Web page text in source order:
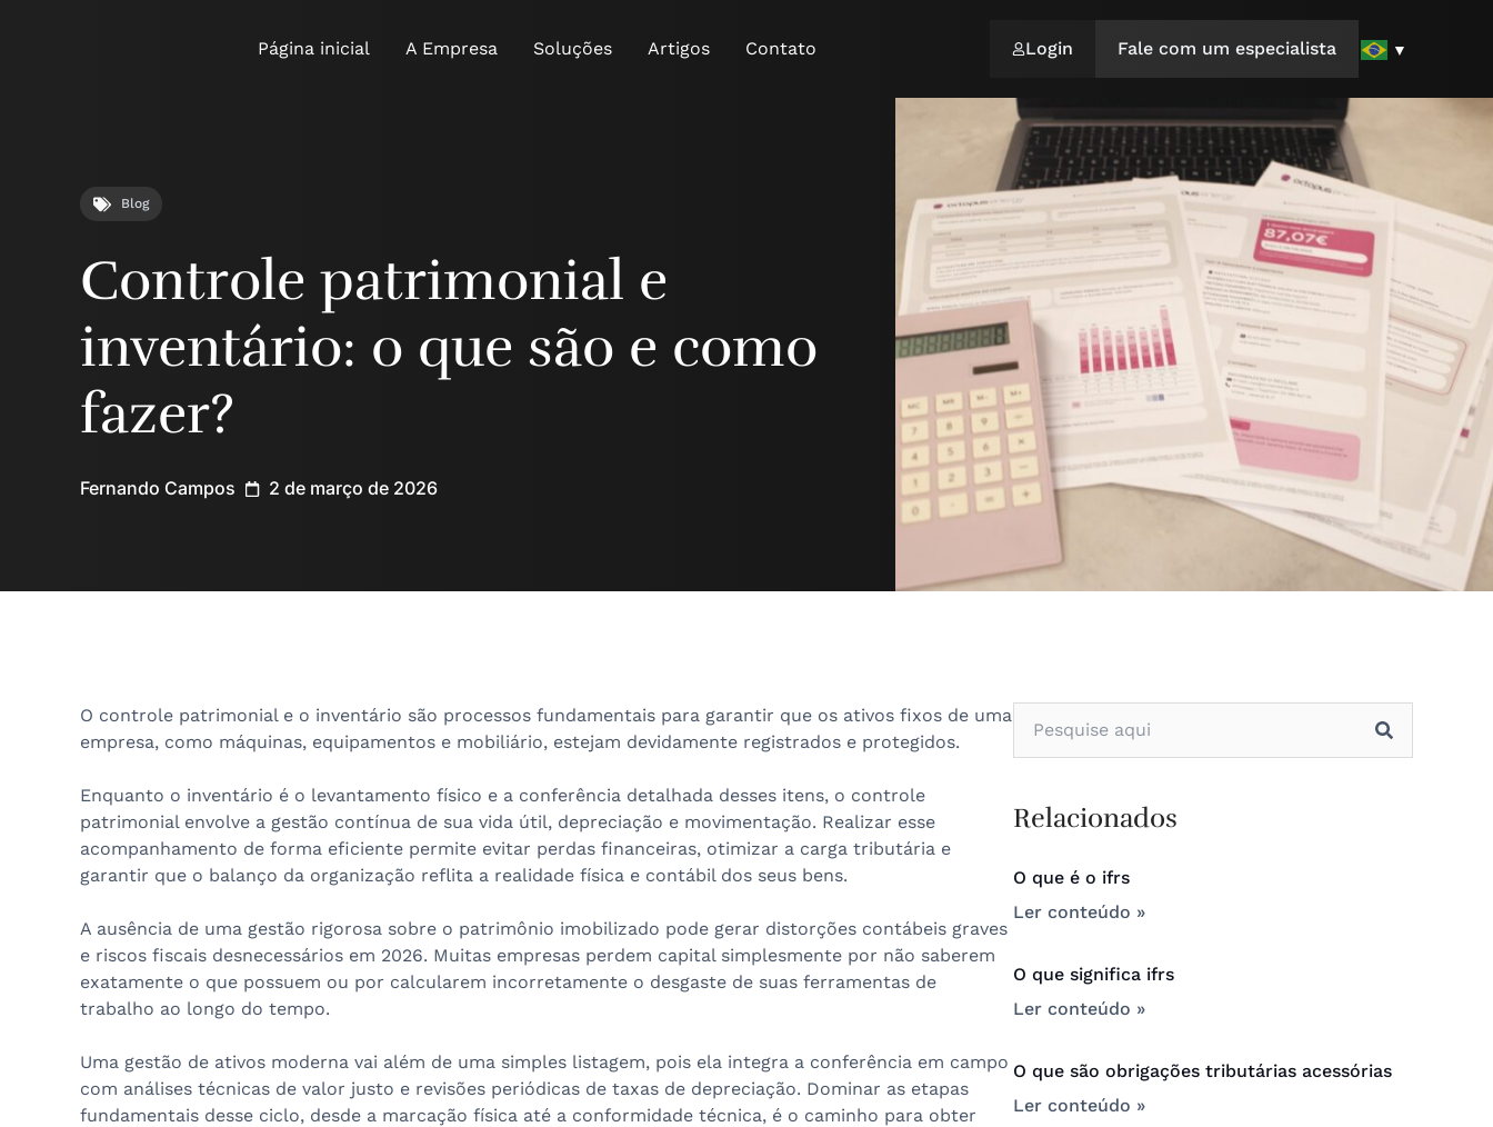
Página inicial A Empresa Soluções Artigos Contato Login Fale com um especialista ▼
Blog
Controle patrimonial e
inventário: o que são e como
fazer?
Fernando Campos 2 de março de 2026
O controle patrimonial e o inventário são processos fundamentais para garantir que os ativos fixos de uma
empresa, como máquinas, equipamentos e mobiliário, estejam devidamente registrados e protegidos.
Enquanto o inventário é o levantamento físico e a conferência detalhada desses itens, o controle
patrimonial envolve a gestão contínua de sua vida útil, depreciação e movimentação. Realizar esse
acompanhamento de forma eficiente permite evitar perdas financeiras, otimizar a carga tributária e
garantir que o balanço da organização reflita a realidade física e contábil dos seus bens.
A ausência de uma gestão rigorosa sobre o patrimônio imobilizado pode gerar distorções contábeis graves
e riscos fiscais desnecessários em 2026. Muitas empresas perdem capital simplesmente por não saberem
exatamente o que possuem ou por calcularem incorretamente o desgaste de suas ferramentas de
trabalho ao longo do tempo.
Uma gestão de ativos moderna vai além de uma simples listagem, pois ela integra a conferência em campo
com análises técnicas de valor justo e revisões periódicas de taxas de depreciação. Dominar as etapas
fundamentais desse ciclo, desde a marcação física até a conformidade técnica, é o caminho para obter
Relacionados
O que é o ifrs
Ler conteúdo »
O que significa ifrs
Ler conteúdo »
O que são obrigações tributárias acessórias
Ler conteúdo »